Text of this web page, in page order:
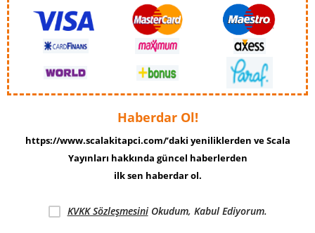
Haberdar Ol!
https://www.scalakitapci.com/’daki yeniliklerden ve Scala
Yayınları hakkında güncel haberlerden
ilk sen haberdar ol.
KVKK SözleşmesiniOkudum, Kabul Ediyorum.